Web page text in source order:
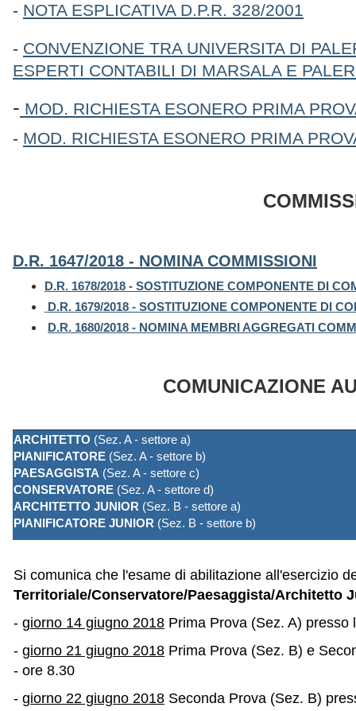
- NOTA ESPLICATIVA D.P.R. 328/2001
- CONVENZIONE TRA UNIVERSITA DI
ESPERTI CONTABILI DI MARSALA E
- MOD. RICHIESTA ESONERO PRIMA
- MOD. RICHIESTA ESONERO PRIMA
COMMISSIONI
D.R. 1647/2018 - NOMINA COMMISSIONI
D.R. 1678/2018 - SOSTITUZIONE COMPONENTE DI
D.R. 1679/2018 - SOSTITUZIONE COMPONENTE DI
D.R. 1680/2018 - NOMINA MEMBRI AGGREGATI
COMUNICAZIONE AULE ,
ARCHITETTO (Sez. A - settore a)
PIANIFICATORE (Sez. A - settore b)
PAESAGGISTA (Sez. A - settore c)
CONSERVATORE (Sez. A - settore d)
ARCHITETTO JUNIOR (Sez. B - settore a)
PIANIFICATORE JUNIOR (Sez. B - settore b)
Si comunica che l'esame di abilitazione all'esercizio
Territoriale/Conservatore/Paesaggista/Architetto
- giorno 14 giugno 2018 Prima Prova (Sez. A)
- giorno 21 giugno 2018 Prima Prova (Sez. B) e
- ore 8.30
- giorno 22 giugno 2018 Seconda Prova (Sez. B)